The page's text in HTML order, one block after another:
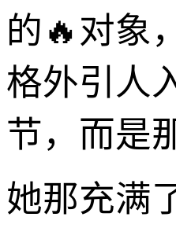
的🔥对象
格外引人
节，而是
她那充满